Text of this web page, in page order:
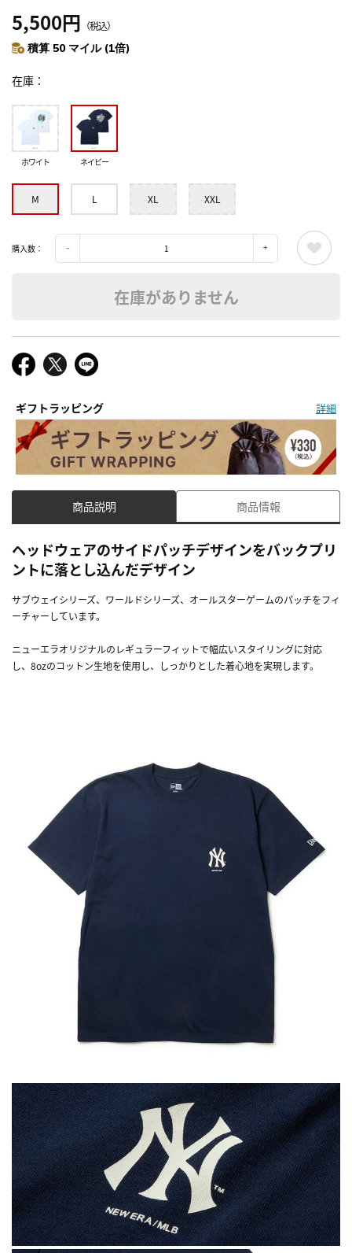
5,500円 （税込）
積算 50 マイル (1倍)
在庫
ホワイト ネイビー
M L XL XXL
購入数：
在庫がありません
ギフトラッピング 詳細
商品説明 商品情報
ヘッドウェアのサイドパッチデザインをバックプリ
ントに落とし込んだデザイン
サブウェイシリーズ、ワールドシリーズ、オールスターゲームのパッチをフィ
ーチャーしています。
ニューエラオリジナルのレギュラーフィットで幅広いスタイリングに対応
し、8ozのコットン生地を使用し、しっかりとした着心地を実現します。